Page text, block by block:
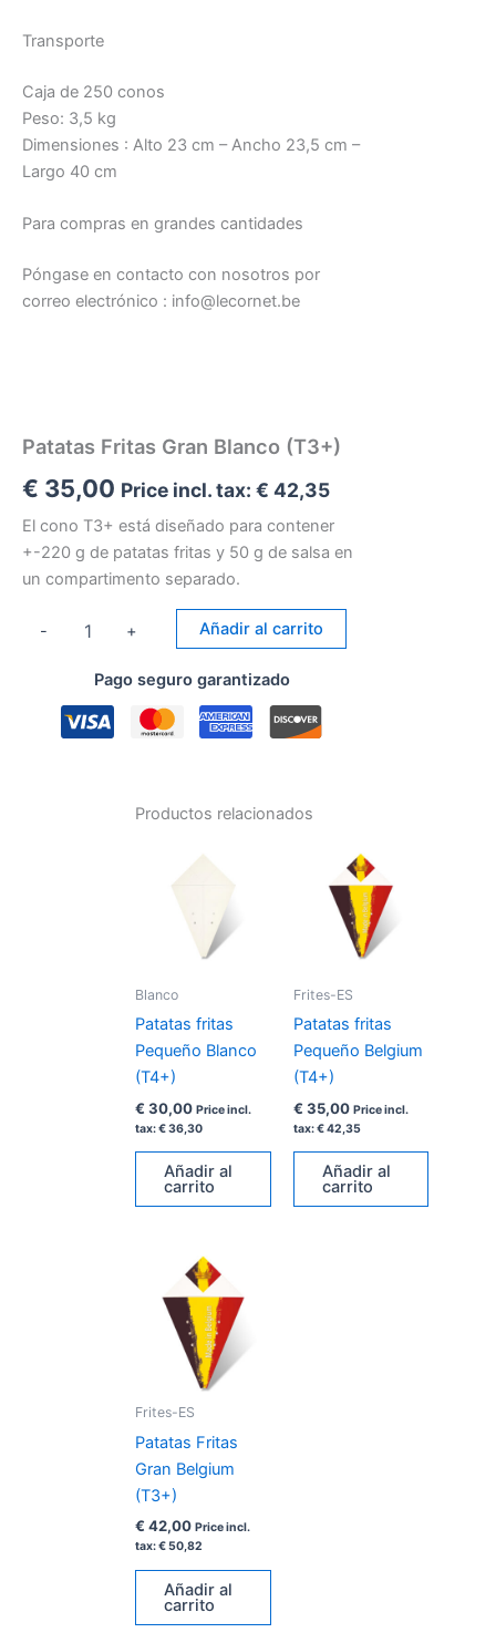
Transporte
Caja de 250 conos
Peso: 3,5 kg
Dimensiones : Alto 23 cm – Ancho 23,5 cm –
Largo 40 cm
Para compras en grandes cantidades
Póngase en contacto con nosotros por
correo electrónico : info@lecornet.be
Patatas Fritas Gran Blanco (T3+)
€ 35,00 Price incl. tax: € 42,35
El cono T3+ está diseñado para contener
+-220 g de patatas fritas y 50 g de salsa en
un compartimento separado.
-
(T3+)
cantidad
+ Añadir al carrito
Pago seguro garantizado
Productos relacionados
Blanco
Patatas fritas
Pequeño Blanco
(T4+)
€ 30,00 Price incl.
tax:€36,30
Añadir al
carrito
Frites-ES
Patatas fritas
Pequeño Belgium
(T4+)
€ 35,00 Price incl.
tax:€42,35
Añadir al
carrito
Frites-ES
Patatas Fritas
Gran Belgium
(T3+)
€ 42,00 Price incl.
tax:€50,82
Añadir al
carrito